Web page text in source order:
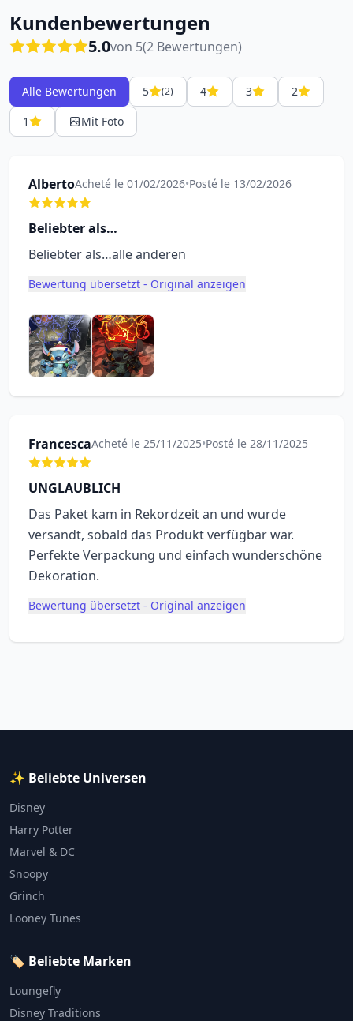
Kundenbewertungen
5.0von 5(2 Bewertungen)
Alle Bewertungen 5 (2) 4 3
2
1
Mit Foto
AlbertoAcheté le 01/02/2026•Posté le 13/02/2026
Beliebter als…
Beliebter als…alle anderen
Bewertung übersetzt - Original anzeigen
FrancescaAcheté le 25/11/2025•Posté le 28/11/2025
UNGLAUBLICH
Das Paket kam in Rekordzeit an und wurde
versandt, sobald das Produkt verfügbar war.
Perfekte Verpackung und einfach wunderschöne
Dekoration.
Bewertung übersetzt - Original anzeigen
✨ Beliebte Universen
Disney
Harry Potter
Marvel & DC
Snoopy
Grinch
Looney Tunes
🏷️ Beliebte Marken
Loungefly
Disney Traditions